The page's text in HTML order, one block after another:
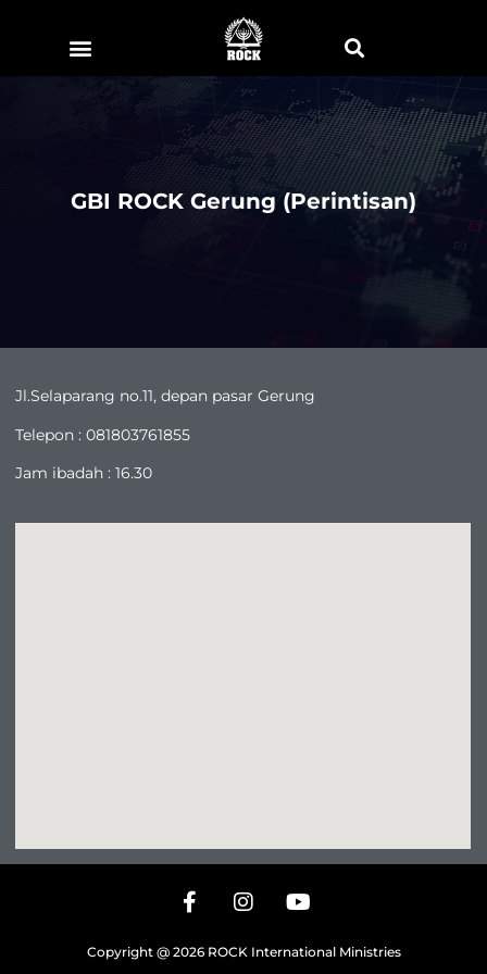
GBI ROCK Gerung (Perintisan)
Jl.Selaparang no.11, depan pasar Gerung
Telepon : 081803761855
Jam ibadah : 16.30
Copyright @ 2026 ROCK International Ministries